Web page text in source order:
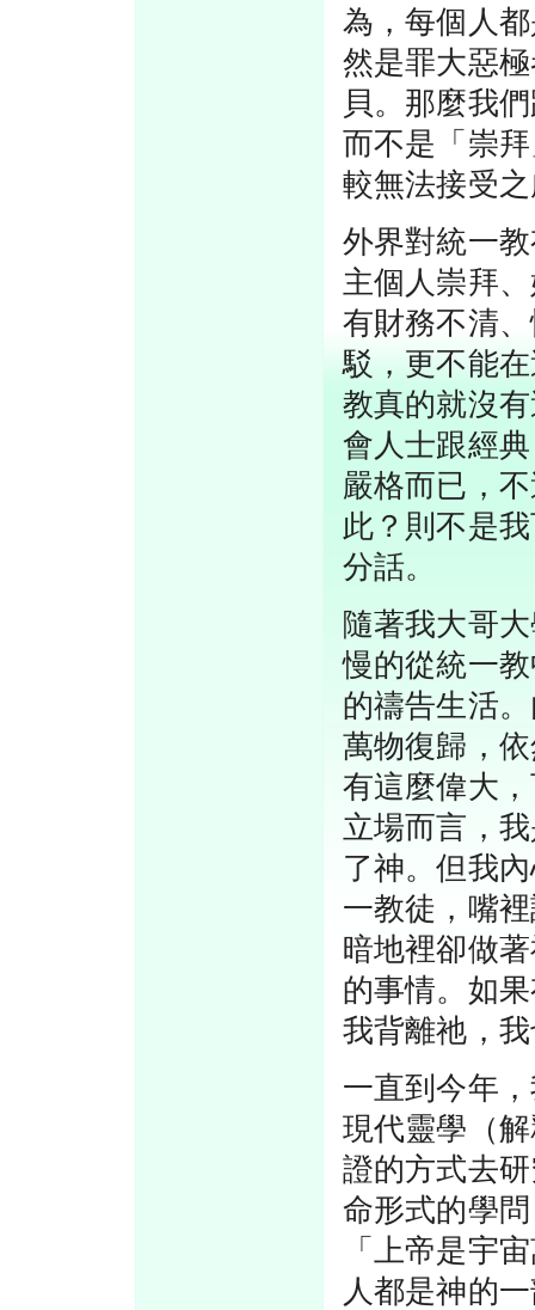
為，每個人
然是罪大惡
貝。那麼我
而不是「崇
較無法接受
外界對統一
主個人崇拜
有財務不清
駁，更不能
教真的就沒
會人士跟經
嚴格而已，
此？則不是
分話。
隨著我大哥
慢的從統一
的禱告生活
萬物復歸，
有這麼偉大
立場而言，
了神。但我
一教徒，嘴
暗地裡卻做
的事情。如
我背離祂，
一直到今年
現代靈學（
證的方式去
命形式的學
「上帝是宇
人都是神的